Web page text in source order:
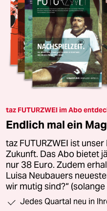
taz FUTURZWEI im Abo
Endlich mal ein
taz FUTURZWEI ist
Zukunft. Das Abo bietet
nur 38 Euro. Zudem
Luisa Neubauers
wir mutig sind?“
Jedes Quartal neu in